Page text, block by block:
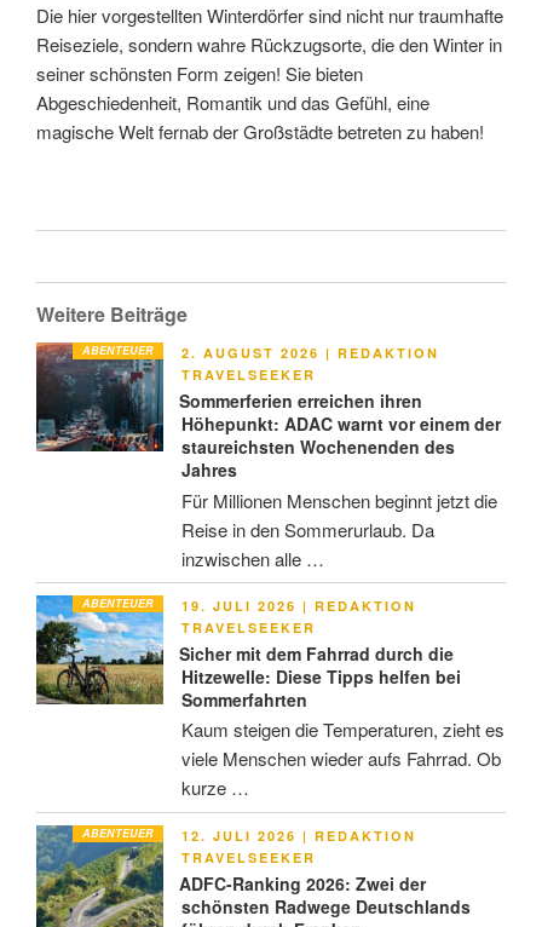
Die hier vorgestellten Winterdörfer sind nicht nur traumhafte
Reiseziele, sondern wahre Rückzugsorte, die den Winter in
seiner schönsten Form zeigen! Sie bieten
Abgeschiedenheit, Romantik und das Gefühl, eine
magische Welt fernab der Großstädte betreten zu haben!
Weitere Beiträge
ABENTEUER
VERÖFFENTLICHT
AM
2. AUGUST 2026 | REDAKTION
TRAVELSEEKER
Sommerferien erreichen ihren
Höhepunkt: ADAC warnt vor einem der
staureichsten Wochenenden des
Jahres
Für Millionen Menschen beginnt jetzt die
Reise in den Sommerurlaub. Da
inzwischen alle …
ABENTEUER
VERÖFFENTLICHT
AM
19. JULI 2026 | REDAKTION
TRAVELSEEKER
Sicher mit dem Fahrrad durch die
Hitzewelle: Diese Tipps helfen bei
Sommerfahrten
Kaum steigen die Temperaturen, zieht es
viele Menschen wieder aufs Fahrrad. Ob
kurze …
ABENTEUER
VERÖFFENTLICHT
AM
12. JULI 2026 | REDAKTION
TRAVELSEEKER
ADFC-Ranking 2026: Zwei der
schönsten Radwege Deutschlands